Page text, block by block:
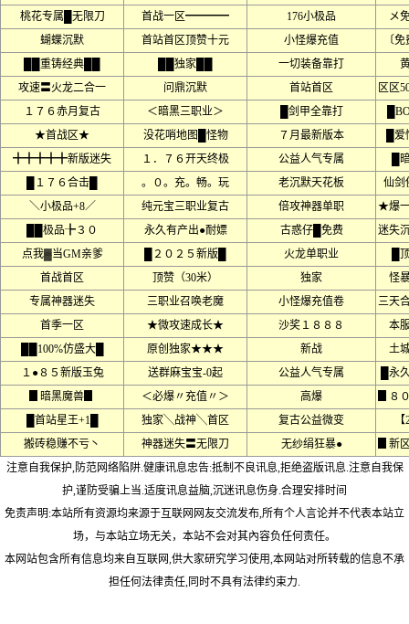
桃花专属█无限刀
首战一区━━━━ 176小极品
メ
蝴蝶沉默
首站首区顶赞十元 小怪爆充值
〔
██重铸经典██
██独家██ 一切装备靠打
攻速〓火龙二合一
问鼎沉默 首站首区
区区
１７６赤月复古
＜暗黑三职业＞ █剑甲全靠打
★首战区★
没花哨地图█怪物 ７月最新版本
█
╋╋╋╋╋新版迷失
１．７６开天终极 公益人气专属
█
█１７６合击█
。０。充。畅。玩 老沉默天花板
仙剑
＼小极品+8／
纯元宝三职业复古 倍攻神器单职
★爆
██极品╊３０
永久有产出●耐嫖 古惑仔█免费
迷失
点我▓当GM亲爹
█２０２５新版█ 火龙单职业
█
首战首区
顶赞（30米） 独家
怪
专属神器迷失
三职业召唤老魔 小怪爆充值卷
三天
首季一区
★微攻速成长★ 沙奖１８８８
本
██100%仿盛大█
原创独家★★★ 新战
土
１●８５新版玉兔
送群麻宝宝-0起 公益人气专属
█永
▊暗黑魔兽▊
＜必爆〃充值〃＞ 高爆
▊８
█首站星王+1█
独家╲战神╲首区 复古公益微变
搬砖稳赚不亏丶
神器迷失〓无限刀 无纱绢狂暴●
▊新
注意自我保护,防范网络陷阱.健康讯息忠告:抵制不良讯息,拒绝盗版讯息.注意自我保
护,谨防受骗上当.适度讯息益脑,沉迷讯息伤身.合理安排时间
免责声明:本站所有资源均来源于互联网网友交流发布,所有个人言论并不代表本站立
场，与本站立场无关，本站不会对其內容负任何责任。
本网站包含所有信息均来自互联网,供大家研究学习使用,本网站对所转载的信息不承
担任何法律责任,同时不具有法律约束力.